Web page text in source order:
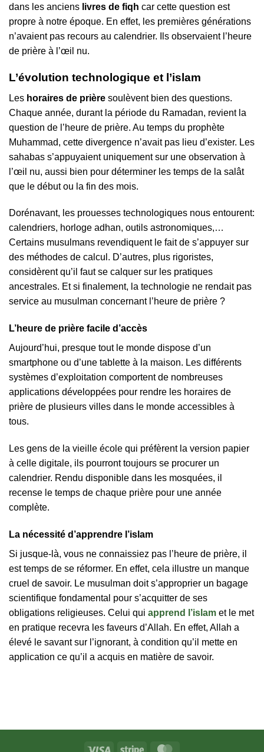
dans les anciens livres de fiqh car cette question est
propre à notre époque. En effet, les premières générations
n’avaient pas recours au calendrier. Ils observaient l’heure
de prière à l’œil nu.
L’évolution technologique et l’islam
Les horaires de prière soulèvent bien des questions.
Chaque année, durant la période du Ramadan, revient la
question de l’heure de prière. Au temps du prophète
Muhammad, cette divergence n’avait pas lieu d’exister. Les
sahabas s’appuyaient uniquement sur une observation à
l’œil nu, aussi bien pour déterminer les temps de la salât
que le début ou la fin des mois.
Dorénavant, les prouesses technologiques nous entourent:
calendriers, horloge adhan, outils astronomiques,…
Certains musulmans revendiquent le fait de s’appuyer sur
des méthodes de calcul. D’autres, plus rigoristes,
considèrent qu’il faut se calquer sur les pratiques
ancestrales. Et si finalement, la technologie ne rendait pas
service au musulman concernant l’heure de prière ?
L’heure de prière facile d’accès
Aujourd’hui, presque tout le monde dispose d’un
smartphone ou d’une tablette à la maison. Les différents
systèmes d’exploitation comportent de nombreuses
applications développées pour rendre les horaires de
prière de plusieurs villes dans le monde accessibles à
tous.
Les gens de la vieille école qui préfèrent la version papier
à celle digitale, ils pourront toujours se procurer un
calendrier. Rendu disponible dans les mosquées, il
recense le temps de chaque prière pour une année
complète.
La nécessité d’apprendre l’islam
Si jusque-là, vous ne connaissiez pas l’heure de prière, il
est temps de se réformer. En effet, cela illustre un manque
cruel de savoir. Le musulman doit s’approprier un bagage
scientifique fondamental pour s’acquitter de ses
obligations religieuses. Celui qui apprend l’islam et le met
en pratique recevra les faveurs d’Allah. En effet, Allah a
élevé le savant sur l’ignorant, à condition qu’il mette en
application ce qu’il a acquis en matière de savoir.
Visa Stripe